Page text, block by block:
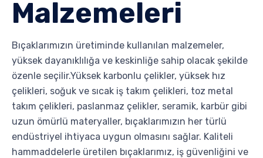
Malzemeleri
Bıçaklarımızın üretiminde kullanılan malzemeler,
yüksek dayanıklılığa ve keskinliğe sahip olacak şekilde
özenle seçilir.Yüksek karbonlu çelikler, yüksek hız
çelikleri, soğuk ve sıcak iş takım çelikleri, toz metal
takım çelikleri, paslanmaz çelikler, seramik, karbür gibi
uzun ömürlü materyaller, bıçaklarımızın her türlü
endüstriyel ihtiyaca uygun olmasını sağlar. Kaliteli
hammaddelerle üretilen bıçaklarımız, iş güvenliğini ve